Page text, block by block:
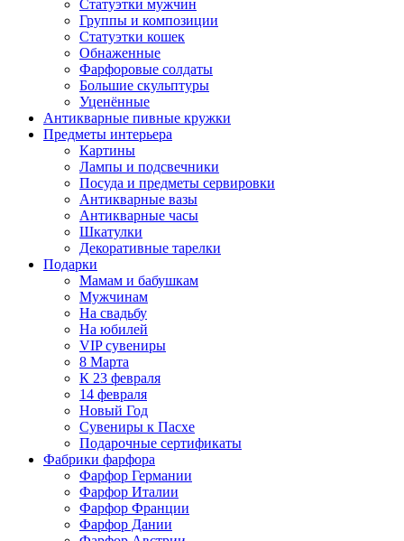
Статуэтки мужчин
Группы и композиции
Статуэтки кошек
Обнаженные
Фарфоровые солдаты
Большие скульптуры
Уценённые
Антикварные пивные кружки
Предметы интерьера
Картины
Лампы и подсвечники
Посуда и предметы сервировки
Антикварные вазы
Антикварные часы
Шкатулки
Декоративные тарелки
Подарки
Мамам и бабушкам
Мужчинам
На свадьбу
На юбилей
VIP сувениры
8 Марта
К 23 февраля
14 февраля
Новый Год
Сувениры к Пасхе
Подарочные сертификаты
Фабрики фарфора
Фарфор Германии
Фарфор Италии
Фарфор Франции
Фарфор Дании